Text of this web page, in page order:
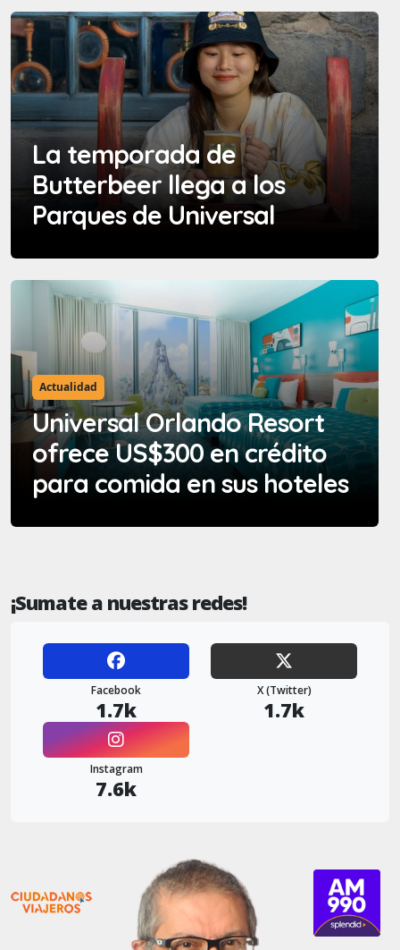
La temporada de
Butterbeer llega a los
Parques de Universal
Actualidad
Universal Orlando Resort
ofrece US$300 en crédito
para comida en sus hoteles
¡Sumate a nuestras redes!
Facebook
1.7k
X (Twitter)
1.7k
Instagram
7.6k